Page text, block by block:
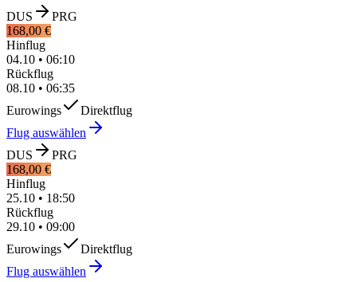
DUS
PRG
168,00 €
Hinflug
04.10 • 06:10
Rückflug
08.10 • 06:35
Eurowings
Direktflug
Flug auswählen
DUS
PRG
168,00 €
Hinflug
25.10 • 18:50
Rückflug
29.10 • 09:00
Eurowings
Direktflug
Flug auswählen